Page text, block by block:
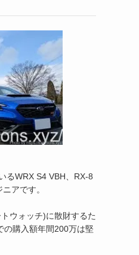
るWRX S4 VBH、RX-8
アです。
ウォッチ)に散財するた
の購入額年間200万は堅